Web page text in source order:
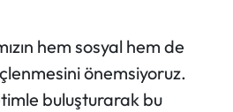
hem sosyal hem de
önemsiyoruz.
buluşturarak bu